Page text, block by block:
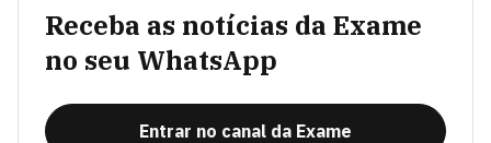
Receba as notícias da Exame
no seu WhatsApp
Entrar no canal da Exame